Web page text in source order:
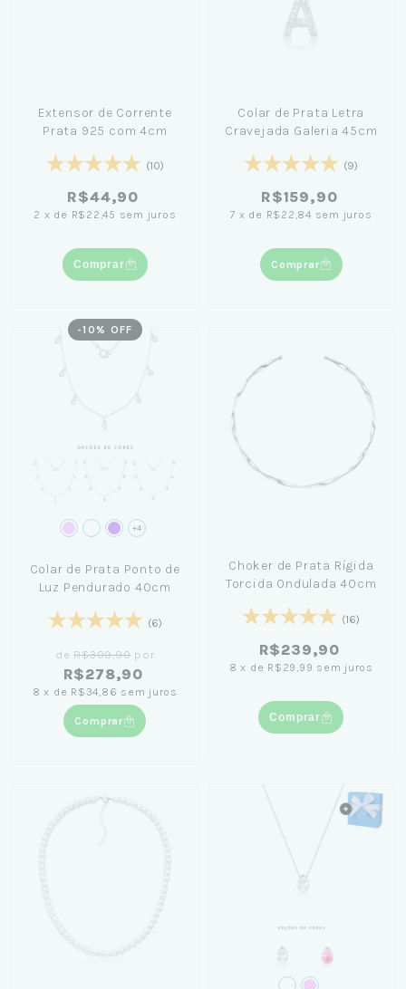
Extensor de Corrente
Prata 925 com 4cm
(10)
R$44,90
2 x de R$22,45 sem juros
Comprar
Colar de Prata Letra
Cravejada Galeria 45cm
(9)
R$159,90
7 x de R$22,84 sem juros
Comprar
-10 % OFF
+4
Colar de Prata Ponto de
Luz Pendurado 40cm
(6)
deR$309,90 por
R$278,90
8 x de R$34,86 sem juros
Comprar
Choker de Prata Rígida
Torcida Ondulada 40cm
(16)
R$239,90
8 x de R$29,99 sem juros
Comprar